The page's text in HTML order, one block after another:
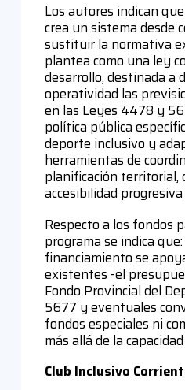
Los autores indican
crea un sistema desde
sustituir la normativa
plantea como una ley
desarrollo, destinada a
operatividad las
en las Leyes 4478 y
política pública
deporte inclusivo y
herramientas de
planificación territorial,
accesibilidad
Respecto a los fondos
programa se indica
financiamiento se
existentes -el
Fondo Provincial del
5677 y eventuales
fondos especiales ni
más allá de la
Club Inclusivo